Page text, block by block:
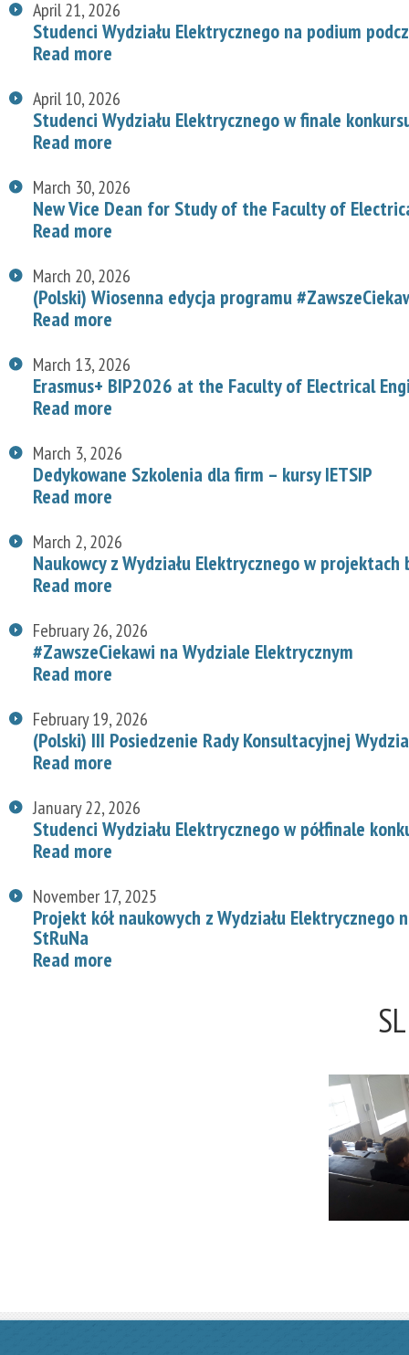
April 21, 2026
Studenci Wydziału Elektrycznego na podium
Read more
April 10, 2026
Studenci Wydziału Elektrycznego w finale
Read more
March 30, 2026
New Vice Dean for Study of the Faculty of
Read more
March 20, 2026
(Polski) Wiosenna edycja programu
Read more
March 13, 2026
Erasmus+ BIP2026 at the Faculty of Electrical
Read more
March 3, 2026
Dedykowane Szkolenia dla firm – kursy IETSIP
Read more
March 2, 2026
Naukowcy z Wydziału Elektrycznego w projektach
Read more
February 26, 2026
#ZawszeCiekawi na Wydziale Elektrycznym
Read more
February 19, 2026
(Polski) III Posiedzenie Rady Konsultacyjnej
Read more
January 22, 2026
Studenci Wydziału Elektrycznego w półfinale
Read more
November 17, 2025
Projekt kół naukowych z Wydziału
StRuNa
Read more